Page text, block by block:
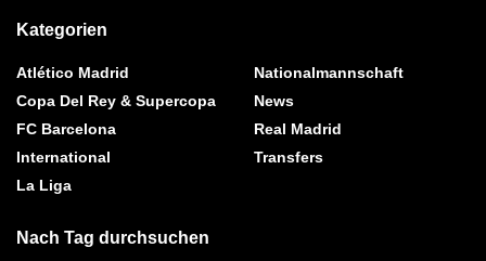
Kategorien
Atlético Madrid
Copa Del Rey & Supercopa
FC Barcelona
International
La Liga
Nationalmannschaft
News
Real Madrid
Transfers
Nach Tag durchsuchen